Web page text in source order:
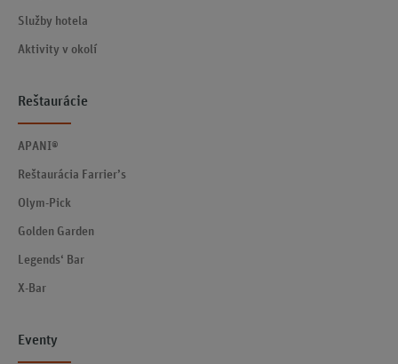
Služby hotela
Aktivity v okolí
Reštaurácie
APANI®
Reštaurácia Farrier’s
Olym-Pick
Golden Garden
Legends‘ Bar
X-Bar
Eventy